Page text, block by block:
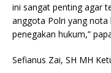
ini sangat penting agar
anggota Polri yang nota
penegakan hukum,”
Sefianus Zai, SH MH